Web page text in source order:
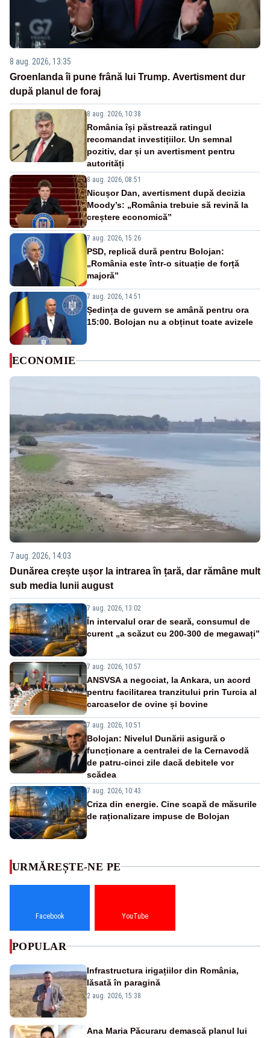
8 aug. 2026, 13:35
Groenlanda îi pune frână lui Trump. Avertisment dur
după planul de foraj
8 aug. 2026, 10:38
România își păstrează ratingul
recomandat investițiilor. Un semnal
pozitiv, dar și un avertisment pentru
autorități
8 aug. 2026, 08:51
Nicușor Dan, avertisment după decizia
Moody’s: „România trebuie să revină la
creștere economică”
7 aug. 2026, 15:26
PSD, replică dură pentru Bolojan:
„România este într-o situație de forță
majoră”
7 aug. 2026, 14:51
Ședința de guvern se amână pentru ora
15:00. Bolojan nu a obținut toate avizele
ECONOMIE
7 aug. 2026, 14:03
Dunărea crește ușor la intrarea în țară, dar rămâne mult
sub media lunii august
7 aug. 2026, 13:02
În intervalul orar de seară, consumul de
curent „a scăzut cu 200-300 de megawați”
7 aug. 2026, 10:57
ANSVSA a negociat, la Ankara, un acord
pentru facilitarea tranzitului prin Turcia al
carcaselor de ovine și bovine
7 aug. 2026, 10:51
Bolojan: Nivelul Dunării asigură o
funcționare a centralei de la Cernavodă
de patru-cinci zile dacă debitele vor
scădea
7 aug. 2026, 10:43
Criza din energie. Cine scapă de măsurile
de raționalizare impuse de Bolojan
URMĂREȘTE-NE PE
Facebook YouTube
POPULAR
Infrastructura irigațiilor din România,
lăsată în paragină
2 aug. 2026, 15:38
Ana Maria Păcuraru demască planul lui